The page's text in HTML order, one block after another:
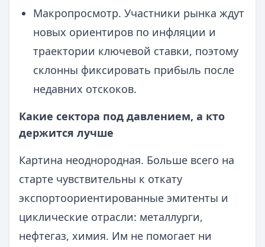
Макропросмотр. Участники рынка ждут
новых ориентиров по инфляции и
траектории ключевой ставки, поэтому
склонны фиксировать прибыль после
недавних отскоков.
Какие сектора под давлением, а кто
держится лучше
Картина неоднородная. Больше всего на
старте чувствительны к откату
экспортоориентированные эмитенты и
циклические отрасли: металлурги,
нефтегаз, химия. Им не помогает ни